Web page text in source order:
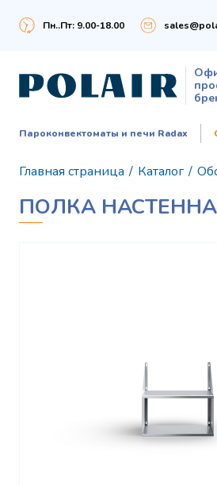
Пн..Пт: 9.00-18.00
Пароконвектоматы и печи Radax
Главная страница / Каталог /
ПОЛКА